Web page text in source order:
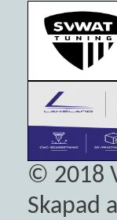
© 2018
Skapad